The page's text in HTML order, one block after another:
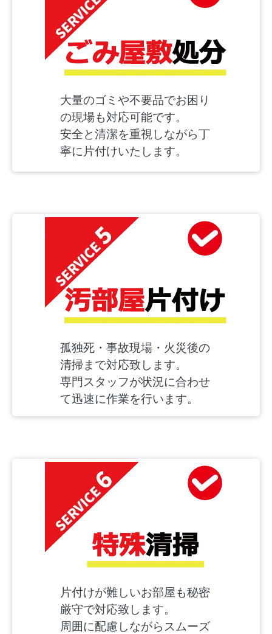
大量のゴミや不要品でお困り
の現場も対応可能です。
安全と清潔を重視しながら丁
寧に片付けいたします。
孤独死・事故現場・火災後の
清掃まで対応致します。
専門スタッフが状況に合わせ
て迅速に作業を行います。
片付けが難しいお部屋も秘密
厳守で対応致します。
周囲に配慮しながらスムーズ